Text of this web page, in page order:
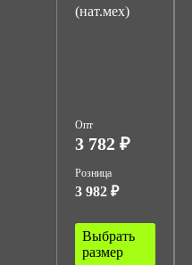
(нат.мех)
Опт
3 782 ₽
Розница
3 982 ₽
Выбрать
размер